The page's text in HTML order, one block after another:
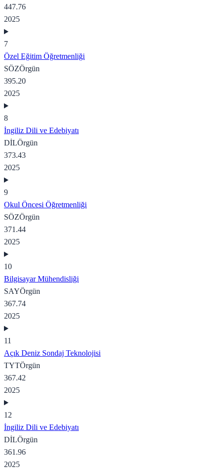
447.76
2025
7
Özel Eğitim Öğretmenliği
SÖZÖrgün
395.20
2025
8
İngiliz Dili ve Edebiyatı
DİLÖrgün
373.43
2025
9
Okul Öncesi Öğretmenliği
SÖZÖrgün
371.44
2025
10
Bilgisayar Mühendisliği
SAYÖrgün
367.74
2025
11
Açık Deniz Sondaj Teknolojisi
TYTÖrgün
367.42
2025
12
İngiliz Dili ve Edebiyatı
DİLÖrgün
361.96
2025